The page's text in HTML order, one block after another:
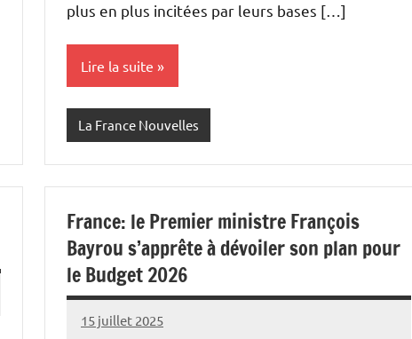
plus en plus incitées par leurs bases […]
Lire la suite
La France Nouvelles
France: le Premier ministre François
Bayrou s’apprête à dévoiler son plan pour
le Budget 2026
15 juillet 2025
Admins